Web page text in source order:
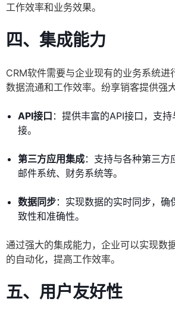
工作效率和业务效果。
四、集成能力
CRM软件需要与企业现有的业务系统进
数据流通和工作效率。纷享销客提供强
API接口 ：提供丰富的API接口，支
接。
第三方应用集成：支持与各种第三
邮件系统、财务系统等。
数据同步：实现数据的实时同步，确
致性和准确性。
通过强大的集成能力，企业可以实现数
的自动化，提高工作效率。
五、用户友好性